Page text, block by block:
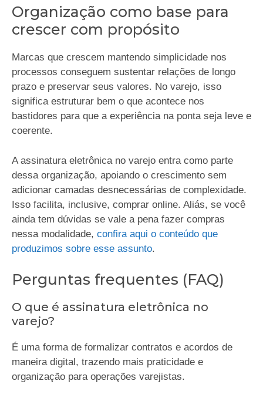
Organização como base para
crescer com propósito
Marcas que crescem mantendo simplicidade nos
processos conseguem sustentar relações de longo
prazo e preservar seus valores. No varejo, isso
significa estruturar bem o que acontece nos
bastidores para que a experiência na ponta seja leve e
coerente.
A assinatura eletrônica no varejo entra como parte
dessa organização, apoiando o crescimento sem
adicionar camadas desnecessárias de complexidade.
Isso facilita, inclusive, comprar online. Aliás, se você
ainda tem dúvidas se vale a pena fazer compras
nessa modalidade, confira aqui o conteúdo que
produzimos sobre esse assunto.
Perguntas frequentes (FAQ)
O que é assinatura eletrônica no
varejo?
É uma forma de formalizar contratos e acordos de
maneira digital, trazendo mais praticidade e
organização para operações varejistas.